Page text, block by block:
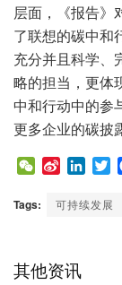
层面，《报告》
了联想的碳中和
充分并且科学、
略的担当，更体
中和行动中的参
更多企业的碳披
W
C
S
n
i
L
n
T
i
Tags: 可持续发展
其他资讯